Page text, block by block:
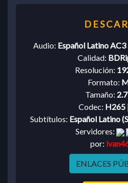
Audio: Español Latino
Calidad:
Resolución:
Formato:
Tamaño:
Codec: H265
Subtítulos: Español Latino
Servidores:
por:
ENLACES